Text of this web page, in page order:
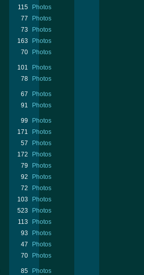
115
Photos
77
Photos
73
Photos
163
Photos
70 Photos
101
Photos
78 Photos
67
Photos
91 Photos
99
Photos
171
Photos
57
Photos
172
Photos
79
Photos
92
Photos
72
Photos
103
Photos
523
Photos
113
Photos
93
Photos
47
Photos
70 Photos
85
Photos